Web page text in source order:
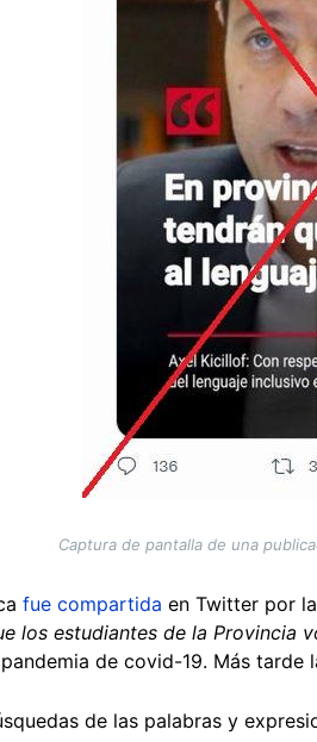
Captura de pantalla de una
fue compartida en Twitter por
los estudiantes de la Provincia
de covid-19. Más tarde
de las palabras y